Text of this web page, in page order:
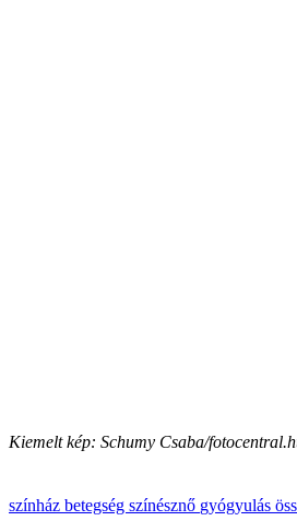
Kiemelt kép: Schumy Csaba/
színház betegség színésznő gyógyulás